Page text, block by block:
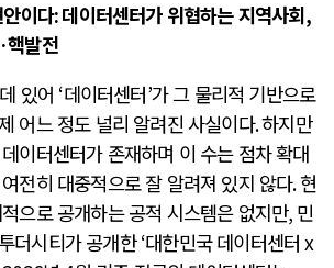
이다:데이터센터가 위협하는 지역사회,
핵발전
있어 ‘데이터센터’가 그 물리적 기반으로
어느 정도 널리 알려진 사실이다.하지만
이터센터가 존재하며 이 수는 점차 확대
전히 대중적으로 잘 알려져 있지 않다.현
으로 공개하는 공적 시스템은 없지만, 민
더시티가 공개한‘대한민국 데이터센터x